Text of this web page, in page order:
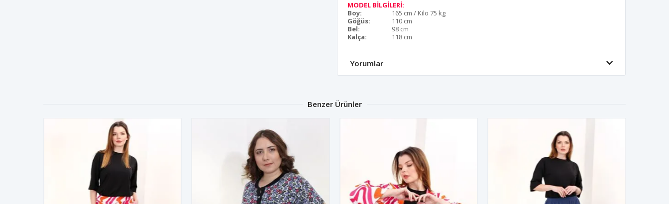
MODEL BİLGİLERİ:
Boy:
165 cm / Kilo 75 kg
Göğüs:
110 cm
Bel:
98 cm
Kalça:
118 cm
Yorumlar
Benzer Ürünler